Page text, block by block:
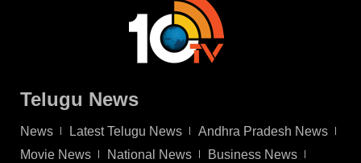
Telugu News
News Latest Telugu News
Andhra Pradesh News
Movie News
National News
Business News